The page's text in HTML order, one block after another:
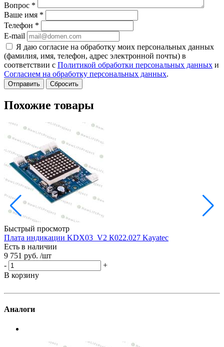
Вопрос *
Ваше имя *
Телефон *
E-mail
Я даю согласие на обработку моих персональных данных
(фамилия, имя, телефон, адрес электронной почты) в
соответствии с Политикой обработки персональных данных и
Согласием на обработку персональных данных.
Сбросить
Похожие товары
Быстрый просмотр
Плата индикации KDX03_V2 К022.027 Kayatec
Есть в наличии
9 751 руб. /шт
-
+
В корзину
Аналоги